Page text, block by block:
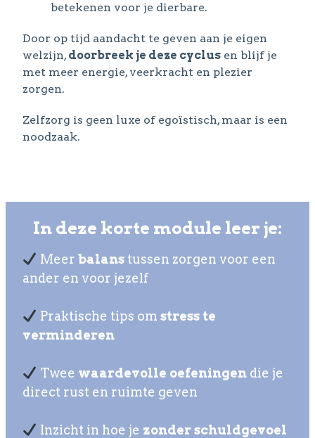
betekenen voor je dierbare.
Door op tijd aandacht te geven aan je eigen
welzijn, doorbreek je deze cyclus en blijf je
met meer energie, veerkracht en plezier
zorgen.
Zelfzorg is geen luxe of egoïstisch, maar is een
noodzaak.
In deze korte module leer je:
Meer balanstussen zorgen voor een
ander en voor jezelf
Praktische tips om stress te
verminderen
Twee waardevolle oefeningendie je
direct rust en ruimte geven
Inzicht in hoe je zonder schuldgevoel